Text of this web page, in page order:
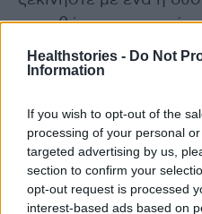
Healthstories - Do Not
Information
If you wish to opt-out of the
processing of your personal
targeted advertising by us,
section to confirm your
opt-out request is processed
interest-based ads based on
προσθέσετε
μόλις μπείτε σε μια
αποκτήσετε φυτά που
πολύ φυσικό φως στο
φυτά με λουλούδια,
ή αμαρυλλίδες —
μεγαλύτερη επίδραση